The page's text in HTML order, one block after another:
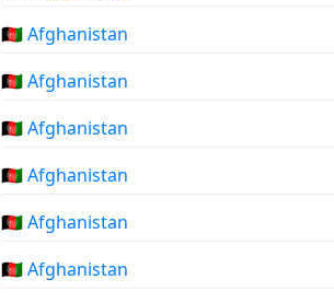
🇦🇫 Afghanistan
🇦🇫 Afghanistan
🇦🇫 Afghanistan
🇦🇫 Afghanistan
🇦🇫 Afghanistan
🇦🇫 Afghanistan